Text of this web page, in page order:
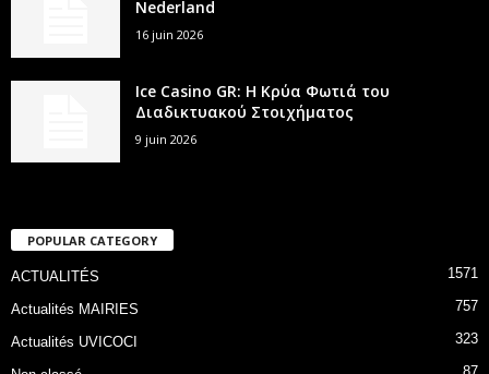
Nederland
16 juin 2026
Ice Casino GR: Η Κρύα Φωτιά του
Διαδικτυακού Στοιχήματος
9 juin 2026
POPULAR CATEGORY
ACTUALITÉS 1571
Actualités MAIRIES 757
Actualités UVICOCI 323